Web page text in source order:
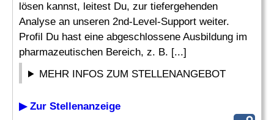
lösen kannst, leitest Du, zur tiefergehenden
Analyse an unseren 2nd-Level-Support weiter.
Profil Du hast eine abgeschlossene Ausbildung im
pharmazeutischen Bereich, z. B. [...]
MEHR INFOS ZUM STELLENANGEBOT
▶ Zur Stellenanzeige